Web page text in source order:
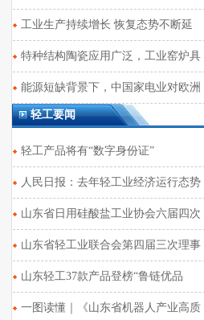
工业生产持续增长 恢复态势不断延
特种结构陶瓷应用广泛，工业窑炉具
能源短缺背景下，中国家电业对欧洲
轻工要闻
轻工产品将有“数字身份证”
人民日报：去年轻工业经济运行态势
山东省日用硅酸盐工业协会六届四次
山东省轻工业联合会第四届三次理事
山东轻工37款产品登榜“鲁链优品
一图读懂｜《山东省机器人产业高质